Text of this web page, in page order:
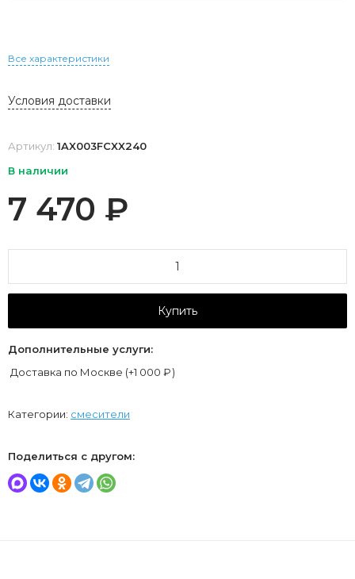
Все характеристики
Условия доставки
Артикул: 1AX003FCXX240
В наличии
7 470 ₽
Купить
Дополнительные услуги:
Доставка по Москве (+1 000 ₽)
Категории: смесители
Поделиться с другом: